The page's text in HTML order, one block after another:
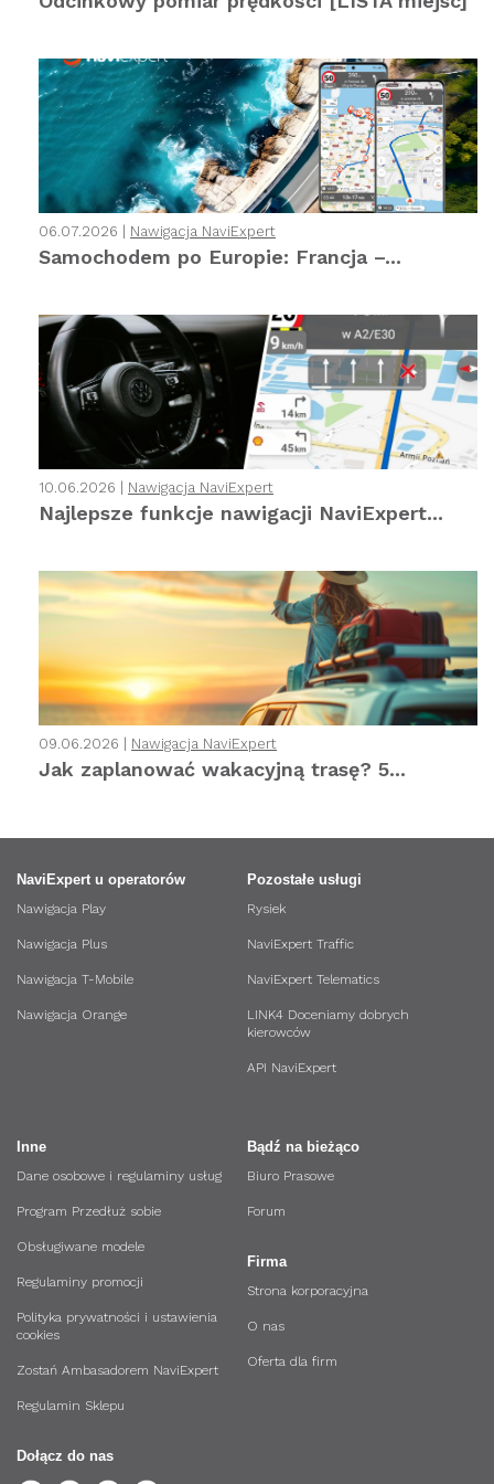
06.07.2026 | Nawigacja NaviExpert
Samochodem po Europie: Francja –...
10.06.2026 | Nawigacja NaviExpert
Najlepsze funkcje nawigacji NaviExpert...
09.06.2026 | Nawigacja NaviExpert
Jak zaplanować wakacyjną trasę? 5...
NaviExpert u operatorów
Nawigacja Play
Nawigacja Plus
Nawigacja T-Mobile
Nawigacja Orange
Pozostałe usługi
Rysiek
NaviExpert Traffic
NaviExpert Telematics
LINK4 Doceniamy dobrych
kierowców
API NaviExpert
Bądź na bieżąco
Biuro Prasowe
Forum
Firma
Strona korporacyjna
O nas
Oferta dla firm
Inne
Dane osobowe i regulaminy usług
Program Przedłuż sobie
Obsługiwane modele
Regulaminy promocji
Polityka prywatności i ustawienia
cookies
Zostań Ambasadorem NaviExpert
Regulamin Sklepu
Dołącz do nas